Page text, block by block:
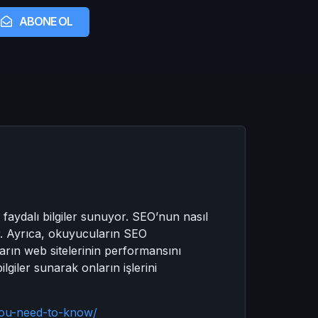
ABONE OL
bilgiler sunuyor. SEO’nun nasıl
okuyucuların SEO
web sitelerinin performansını
sunarak onların işlerini
need-to-know/